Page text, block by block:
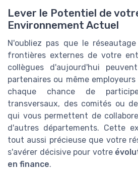
Lever le Potentiel de
Environnement Actuel
N'oubliez pas que le
frontières externes de votre
collègues d'aujourd'hui
partenaires ou même
chaque chance de
transversaux, des comités ou
qui vous permettent de
d'autres départements. Cette
tout aussi précieuse que votre
s'avérer décisive pour votre
en finance.